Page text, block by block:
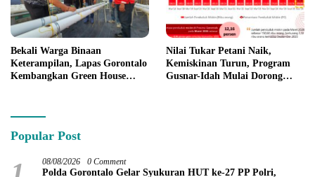
Bekali Warga Binaan
Keterampilan, Lapas Gorontalo
Kembangkan Green House
Nilai Tukar Petani Naik,
Kemiskinan Turun, Program
Gusnar-Idah Mulai Dorong
Popular Post
08/08/2026 0 Comment
Polda Gorontalo Gelar Syukuran HUT ke-27 PP Polri,